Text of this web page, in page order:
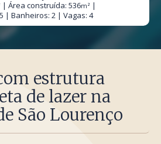
| Área construída: 536m² |
| Banheiros: 2 | Vagas: 4
estrutura
de lazer na
São Lourenço